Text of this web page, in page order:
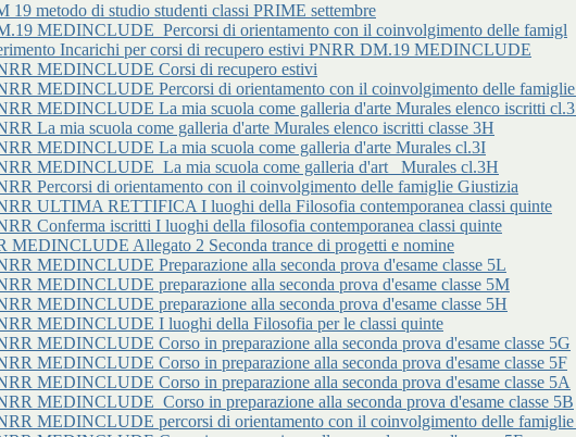
19 metodo di studio studenti classi PRIME settembre
MEDINCLUDE_Percorsi di orientamento con il coinvolgimento delle famigl
Incarichi per corsi di recupero estivi PNRR DM.19 MEDINCLUDE
MEDINCLUDE Corsi di recupero estivi
MEDINCLUDE Percorsi di orientamento con il coinvolgimento delle
MEDINCLUDE La mia scuola come galleria d'arte Murales elenco iscritti
La mia scuola come galleria d'arte Murales elenco iscritti classe 3H
MEDINCLUDE La mia scuola come galleria d'arte Murales cl.3I
MEDINCLUDE_La mia scuola come galleria d'art _Murales cl.3H
Percorsi di orientamento con il coinvolgimento delle famiglie Giustizia
ULTIMA RETTIFICA I luoghi della Filosofia contemporanea classi quinte
Conferma iscritti I luoghi della filosofia contemporanea classi quinte
MEDINCLUDE Allegato 2 Seconda trance di progetti e nomine
MEDINCLUDE Preparazione alla seconda prova d'esame classe 5L
MEDINCLUDE preparazione alla seconda prova d'esame classe 5M
MEDINCLUDE preparazione alla seconda prova d'esame classe 5H
MEDINCLUDE I luoghi della Filosofia per le classi quinte
MEDINCLUDE Corso in preparazione alla seconda prova d'esame classe 5G
MEDINCLUDE Corso in preparazione alla seconda prova d'esame classe 5F
MEDINCLUDE Corso in preparazione alla seconda prova d'esame classe 5A
MEDINCLUDE_Corso in preparazione alla seconda prova d'esame classe 5B
MEDINCLUDE percorsi di orientamento con il coinvolgimento delle famiglie